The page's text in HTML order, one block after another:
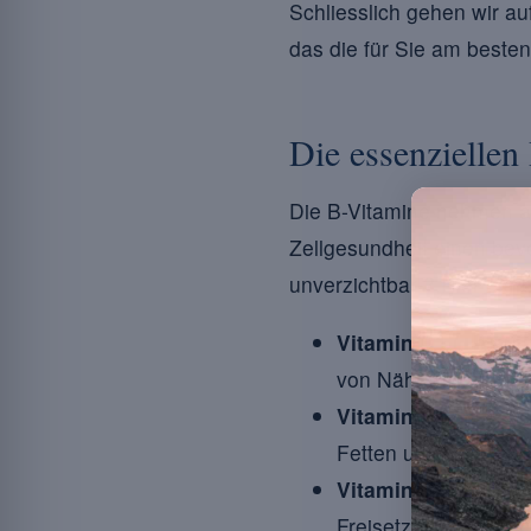
Schliesslich gehen wir
das die für Sie am
Die
Die B-Vitamine nehmen
Zellgesundheit einen
unverzichtbar ? Hier ein
Vitamin B1
von Nährstoffen in
Vitamin B2
Fetten und trägt
Vitamin B3 (Niacin)